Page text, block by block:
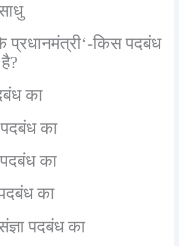
प्रधानमंत्री‘-किस पदबंध
?
का
का
पदबंध का
का
पदबंध का